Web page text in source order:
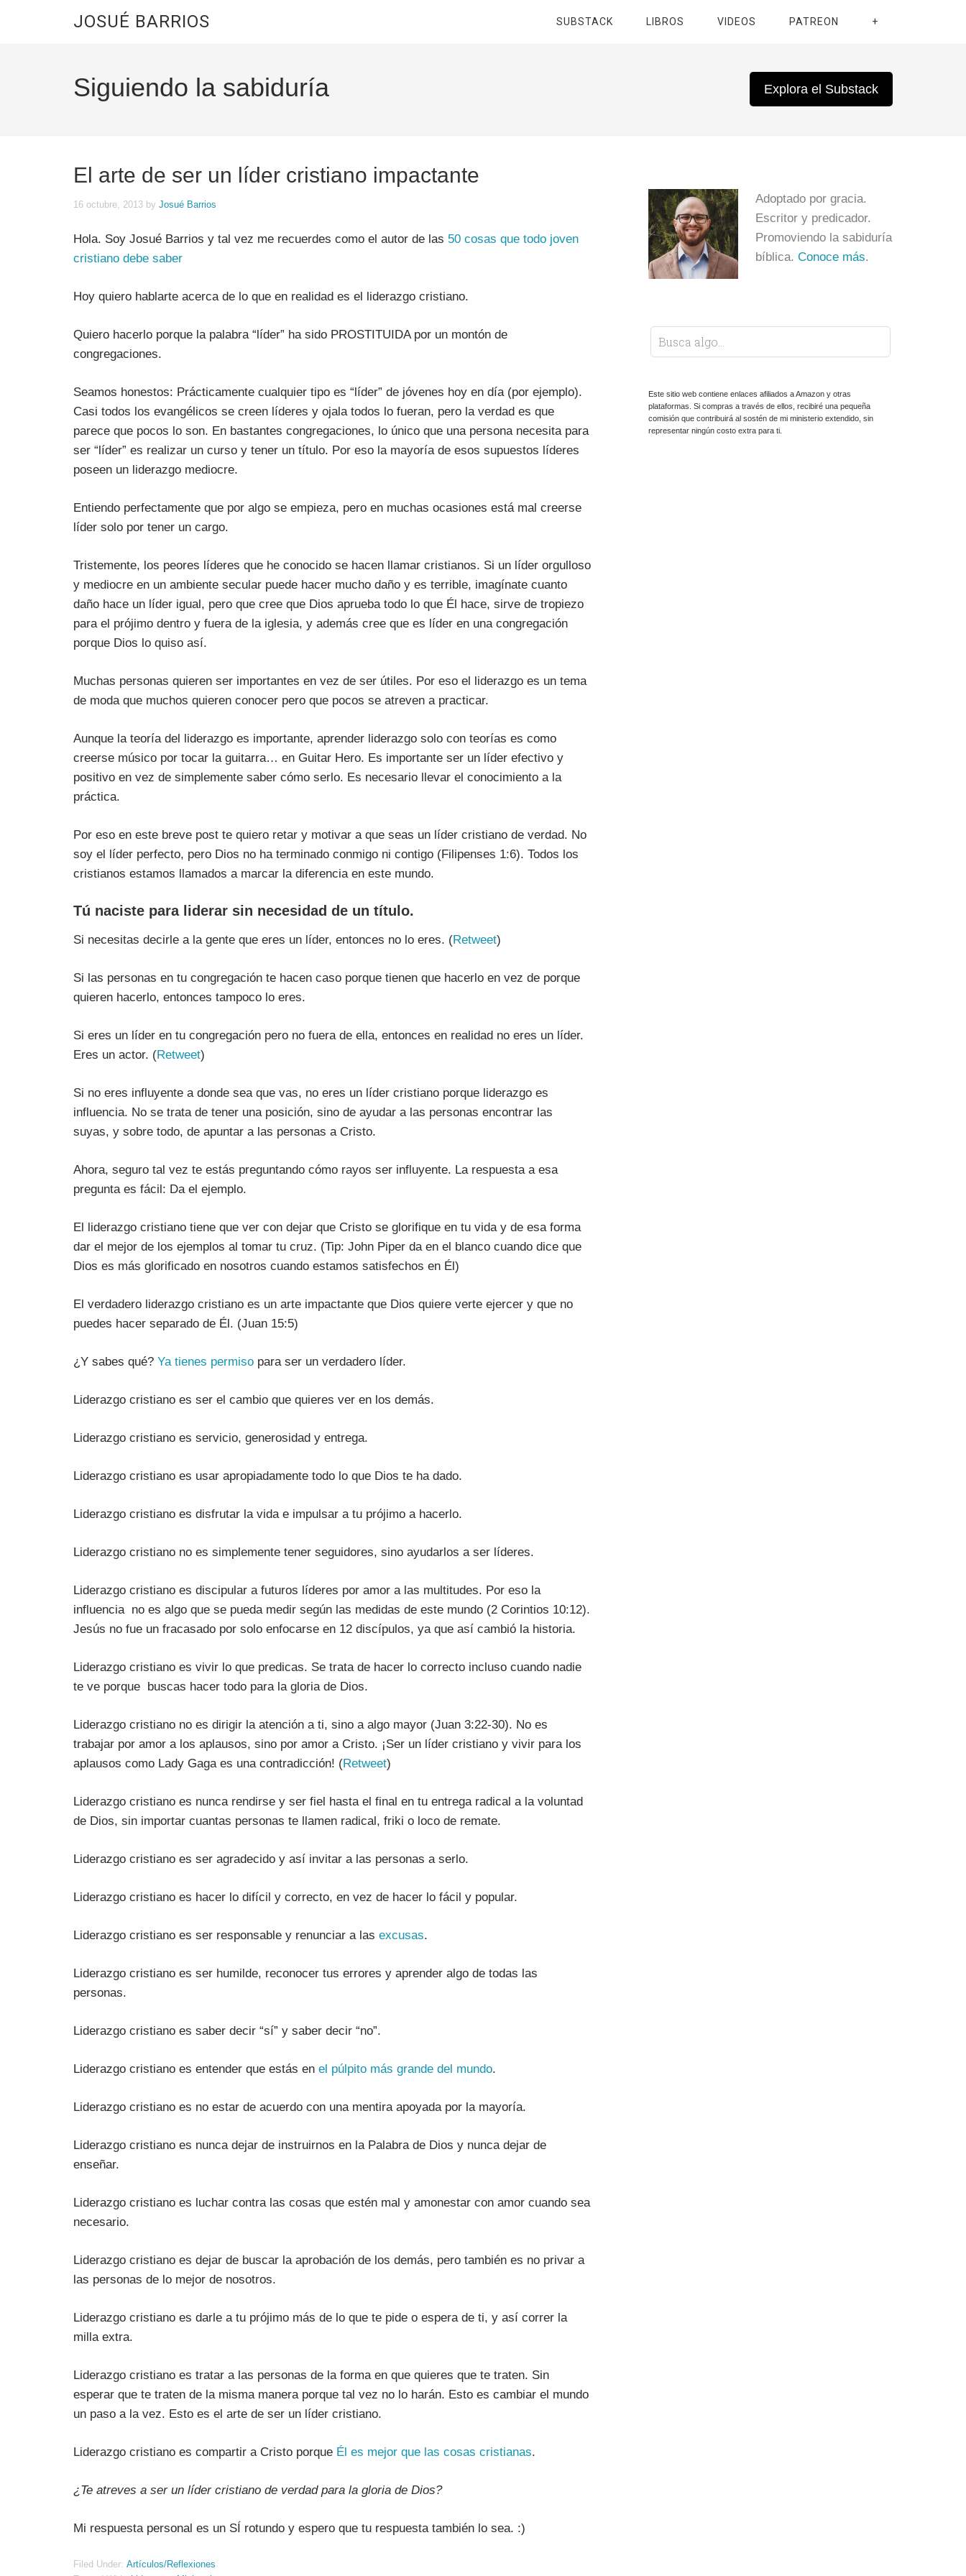
JOSUÉ BARRIOS SUBSTACK LIBROS VIDEOS PATREON +
Siguiendo la sabiduría Explora el Substack
El arte de ser un líder cristiano impactante
16 octubre, 2013 by Josué Barrios
Hola. Soy Josué Barrios y tal vez me recuerdes como el autor de las 50 cosas que todo joven
cristiano debe saber
Hoy quiero hablarte acerca de lo que en realidad es el liderazgo cristiano.
Quiero hacerlo porque la palabra “líder” ha sido PROSTITUIDA por un montón de
congregaciones.
Seamos honestos: Prácticamente cualquier tipo es “líder” de jóvenes hoy en día (por ejemplo).
Casi todos los evangélicos se creen líderes y ojala todos lo fueran, pero la verdad es que
parece que pocos lo son. En bastantes congregaciones, lo único que una persona necesita para
ser “líder” es realizar un curso y tener un título. Por eso la mayoría de esos supuestos líderes
poseen un liderazgo mediocre.
Entiendo perfectamente que por algo se empieza, pero en muchas ocasiones está mal creerse
líder solo por tener un cargo.
Tristemente, los peores líderes que he conocido se hacen llamar cristianos. Si un líder orgulloso
y mediocre en un ambiente secular puede hacer mucho daño y es terrible, imagínate cuanto
daño hace un líder igual, pero que cree que Dios aprueba todo lo que Él hace, sirve de tropiezo
para el prójimo dentro y fuera de la iglesia, y además cree que es líder en una congregación
porque Dios lo quiso así.
Muchas personas quieren ser importantes en vez de ser útiles. Por eso el liderazgo es un tema
de moda que muchos quieren conocer pero que pocos se atreven a practicar.
Aunque la teoría del liderazgo es importante, aprender liderazgo solo con teorías es como
creerse músico por tocar la guitarra… en Guitar Hero. Es importante ser un líder efectivo y
positivo en vez de simplemente saber cómo serlo. Es necesario llevar el conocimiento a la
práctica.
Por eso en este breve post te quiero retar y motivar a que seas un líder cristiano de verdad. No
soy el líder perfecto, pero Dios no ha terminado conmigo ni contigo (Filipenses 1:6). Todos los
cristianos estamos llamados a marcar la diferencia en este mundo.
Tú naciste para liderar sin necesidad de un título.
Si necesitas decirle a la gente que eres un líder, entonces no lo eres. (Retweet)
Si las personas en tu congregación te hacen caso porque tienen que hacerlo en vez de porque
quieren hacerlo, entonces tampoco lo eres.
Si eres un líder en tu congregación pero no fuera de ella, entonces en realidad no eres un líder.
Eres un actor. (Retweet)
Si no eres influyente a donde sea que vas, no eres un líder cristiano porque liderazgo es
influencia. No se trata de tener una posición, sino de ayudar a las personas encontrar las
suyas, y sobre todo, de apuntar a las personas a Cristo.
Ahora, seguro tal vez te estás preguntando cómo rayos ser influyente. La respuesta a esa
pregunta es fácil: Da el ejemplo.
El liderazgo cristiano tiene que ver con dejar que Cristo se glorifique en tu vida y de esa forma
dar el mejor de los ejemplos al tomar tu cruz. (Tip: John Piper da en el blanco cuando dice que
Dios es más glorificado en nosotros cuando estamos satisfechos en Él)
El verdadero liderazgo cristiano es un arte impactante que Dios quiere verte ejercer y que no
puedes hacer separado de Él. (Juan 15:5)
¿Y sabes qué? Ya tienes permiso para ser un verdadero líder.
Liderazgo cristiano es ser el cambio que quieres ver en los demás.
Liderazgo cristiano es servicio, generosidad y entrega.
Liderazgo cristiano es usar apropiadamente todo lo que Dios te ha dado.
Liderazgo cristiano es disfrutar la vida e impulsar a tu prójimo a hacerlo.
Liderazgo cristiano no es simplemente tener seguidores, sino ayudarlos a ser líderes.
Liderazgo cristiano es discipular a futuros líderes por amor a las multitudes. Por eso la
influencia no es algo que se pueda medir según las medidas de este mundo (2 Corintios 10:12).
Jesús no fue un fracasado por solo enfocarse en 12 discípulos, ya que así cambió la historia.
Liderazgo cristiano es vivir lo que predicas. Se trata de hacer lo correcto incluso cuando nadie
te ve porque buscas hacer todo para la gloria de Dios.
Liderazgo cristiano no es dirigir la atención a ti, sino a algo mayor (Juan 3:22-30). No es
trabajar por amor a los aplausos, sino por amor a Cristo. ¡Ser un líder cristiano y vivir para los
aplausos como Lady Gaga es una contradicción! (Retweet)
Liderazgo cristiano es nunca rendirse y ser fiel hasta el final en tu entrega radical a la voluntad
de Dios, sin importar cuantas personas te llamen radical, friki o loco de remate.
Liderazgo cristiano es ser agradecido y así invitar a las personas a serlo.
Liderazgo cristiano es hacer lo difícil y correcto, en vez de hacer lo fácil y popular.
Liderazgo cristiano es ser responsable y renunciar a las excusas.
Liderazgo cristiano es ser humilde, reconocer tus errores y aprender algo de todas las
personas.
Liderazgo cristiano es saber decir “sí” y saber decir “no”.
Liderazgo cristiano es entender que estás en el púlpito más grande del mundo.
Liderazgo cristiano es no estar de acuerdo con una mentira apoyada por la mayoría.
Liderazgo cristiano es nunca dejar de instruirnos en la Palabra de Dios y nunca dejar de
enseñar.
Liderazgo cristiano es luchar contra las cosas que estén mal y amonestar con amor cuando sea
necesario.
Liderazgo cristiano es dejar de buscar la aprobación de los demás, pero también es no privar a
las personas de lo mejor de nosotros.
Liderazgo cristiano es darle a tu prójimo más de lo que te pide o espera de ti, y así correr la
milla extra.
Liderazgo cristiano es tratar a las personas de la forma en que quieres que te traten. Sin
esperar que te traten de la misma manera porque tal vez no lo harán. Esto es cambiar el mundo
un paso a la vez. Esto es el arte de ser un líder cristiano.
Liderazgo cristiano es compartir a Cristo porque Él es mejor que las cosas cristianas.
¿Te atreves a ser un líder cristiano de verdad para la gloria de Dios?
Mi respuesta personal es un SÍ rotundo y espero que tu respuesta también lo sea. :)
Filed Under: Artículos/Reflexiones
Adoptado por gracia.
Escritor y predicador.
Promoviendo la sabiduría
bíblica. Conoce más.
Este sitio web contiene enlaces afiliados a Amazon y otras
plataformas. Si compras a través de ellos, recibiré una pequeña
comisión que contribuirá al sostén de mi ministerio extendido, sin
representar ningún costo extra para ti.